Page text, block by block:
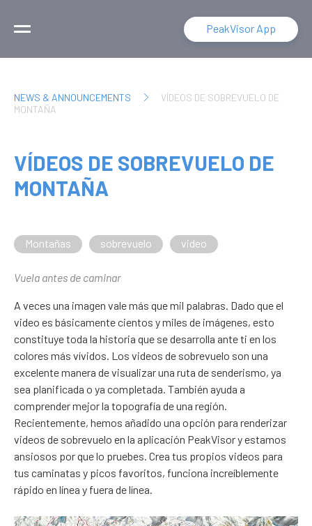
PeakVisor App
NEWS & ANNOUNCEMENTS
VÍDEOS DE SOBREVUELO DE
MONTAÑA
VÍDEOS DE SOBREVUELO DE
MONTAÑA
Montañas sobrevuelo video
Vuela antes de caminar
A veces una imagen vale más que mil palabras. Dado que el
video es básicamente cientos y miles de imágenes, esto
constituye toda la historia que se desarrolla ante ti en los
colores más vívidos. Los videos de sobrevuelo son una
excelente manera de visualizar una ruta de senderismo, ya
sea planificada o ya completada. También ayuda a
comprender mejor la topografía de una región.
Recientemente, hemos añadido una opción para renderizar
videos de sobrevuelo en la aplicación PeakVisor y estamos
ansiosos por que lo pruebes. Crea tus propios videos para
tus caminatas y picos favoritos, funciona increíblemente
rápido en línea y fuera de línea.